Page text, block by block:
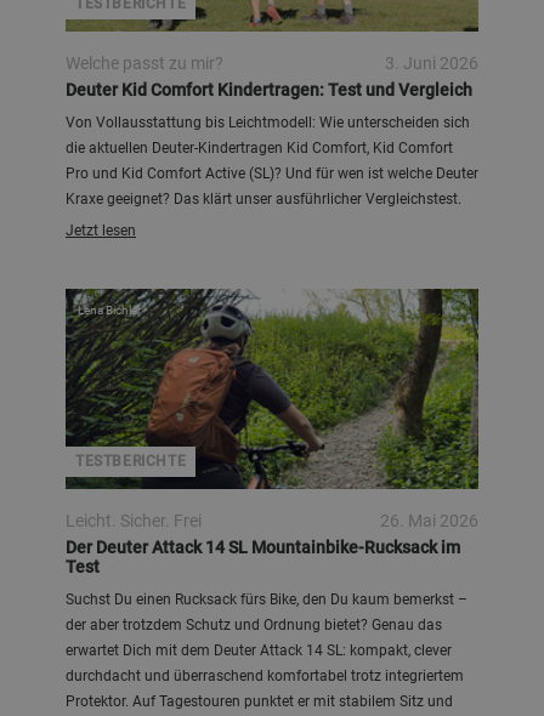
TESTBERICHTE
Welche passt zu mir?
3. Juni 2026
Deuter Kid Comfort Kindertragen: Test und Vergleich
Von Vollausstattung bis Leichtmodell: Wie unterscheiden sich
die aktuellen Deuter-Kindertragen Kid Comfort, Kid Comfort
Pro und Kid Comfort Active (SL)? Und für wen ist welche Deuter
Kraxe geeignet? Das klärt unser ausführlicher Vergleichstest.
Jetzt lesen
TESTBERICHTE
Lena Bichler
Leicht. Sicher. Frei
26. Mai 2026
Der Deuter Attack 14 SL Mountainbike-Rucksack im
Test
Suchst Du einen Rucksack fürs Bike, den Du kaum bemerkst –
der aber trotzdem Schutz und Ordnung bietet? Genau das
erwartet Dich mit dem Deuter Attack 14 SL: kompakt, clever
durchdacht und überraschend komfortabel trotz integriertem
Protektor. Auf Tagestouren punktet er mit stabilem Sitz und